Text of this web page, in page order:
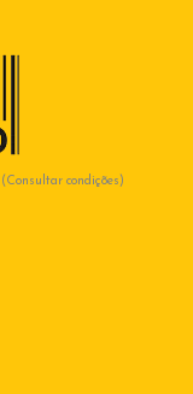
(Consultar condições)